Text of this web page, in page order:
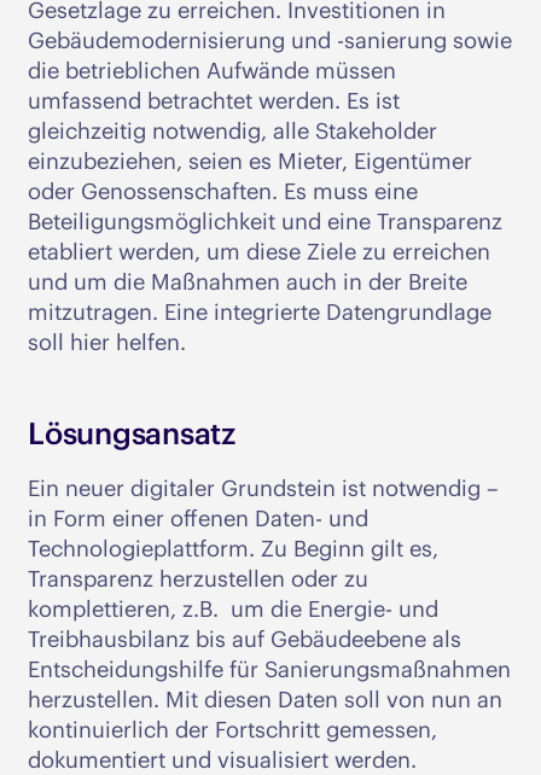
Gesetzlage zu erreichen. Investitionen in
Gebäudemodernisierung und -sanierung sowie
die betrieblichen Aufwände müssen
umfassend betrachtet werden. Es ist
gleichzeitig notwendig, alle Stakeholder
einzubeziehen, seien es Mieter, Eigentümer
oder Genossenschaften. Es muss eine
Beteiligungsmöglichkeit und eine Transparenz
etabliert werden, um diese Ziele zu erreichen
und um die Maßnahmen auch in der Breite
mitzutragen. Eine integrierte Datengrundlage
soll hier helfen.
Lösungsansatz
Ein neuer digitaler Grundstein ist notwendig –
in Form einer offenen Daten- und
Technologieplattform. Zu Beginn gilt es,
Transparenz herzustellen oder zu
komplettieren, z.B. um die Energie- und
Treibhausbilanz bis auf Gebäudeebene als
Entscheidungshilfe für Sanierungsmaßnahmen
herzustellen. Mit diesen Daten soll von nun an
kontinuierlich der Fortschritt gemessen,
dokumentiert und visualisiert werden.